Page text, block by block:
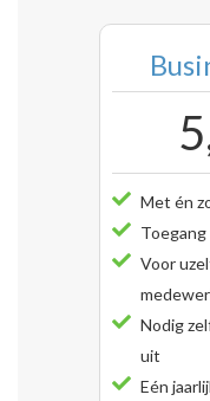
Met én
Voor
Nodig
uit
Eén